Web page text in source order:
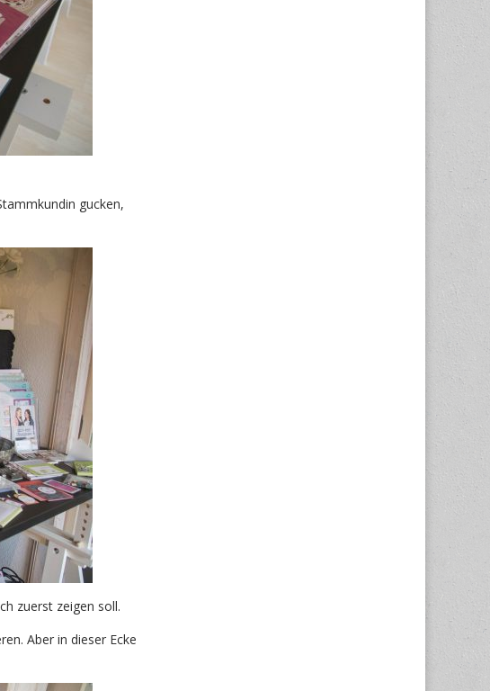
gucken,
zuerst zeigen soll.
Aber in dieser Ecke